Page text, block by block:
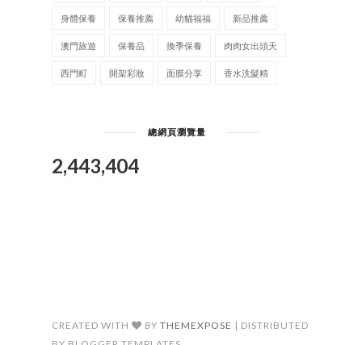
身體保養 保養推薦 幼貓福福 新品推薦
澳門旅遊 保養品 換季保養 肉肉女出頭天
西門町 開架彩妝 面膜分享 香水洗髮精
總網頁瀏覽量
2,443,404
CREATED WITH BY THEMEXPOSE | DISTRIBUTED